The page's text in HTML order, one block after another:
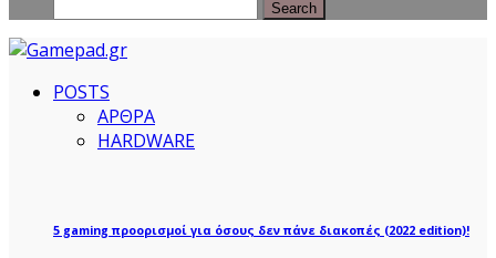
POSTS
ΑΡΘΡΑ
HARDWARE
5 gaming προορισμοί για όσους δεν πάνε διακοπές (2022 edition)!